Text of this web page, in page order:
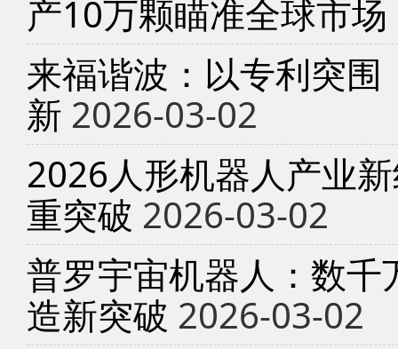
产10万颗瞄准全球市场
来福谐波：以专利突
新 2026-03-02
2026人形机器人产业
重突破 2026-03-02
普罗宇宙机器人：数
造新突破 2026-03-02